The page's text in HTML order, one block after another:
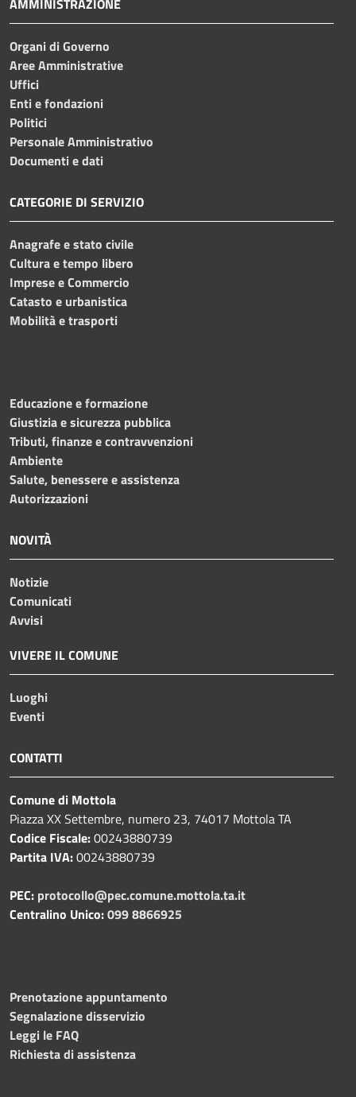
Organi di Governo
Aree Amministrative
Uffici
Enti e fondazioni
Politici
Personale Amministrativo
Documenti e dati
CATEGORIE DI SERVIZIO
Anagrafe e stato civile
Cultura e tempo libero
Imprese e Commercio
Catasto e urbanistica
Mobilità e trasporti
Educazione e formazione
Giustizia e sicurezza pubblica
Tributi, finanze e contravvenzioni
Ambiente
Salute, benessere e assistenza
Autorizzazioni
NOVITÀ
Notizie
Comunicati
Avvisi
VIVERE IL COMUNE
Luoghi
Eventi
CONTATTI
Comune di Mottola
Piazza XX Settembre, numero 23, 74017 Mottola TA
Codice Fiscale:00243880739
Partita IVA:00243880739
PEC: protocollo@pec.comune.mottola.ta.it
Centralino Unico:099 8866925
Prenotazione appuntamento
Segnalazione disservizio
Leggi le FAQ
Richiesta di assistenza